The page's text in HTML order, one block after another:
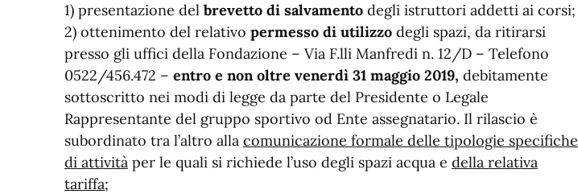
1) presentazione del brevetto di salvamento degli istruttori addetti ai corsi;
2) ottenimento del relativo permesso di utilizzo degli spazi, da ritirarsi
presso gli uffici della Fondazione – Via F.lli Manfredi n. 12/D – Telefono
0522/456.472 – entro e non oltre venerdì 31 maggio 2019, debitamente
sottoscritto nei modi di legge da parte del Presidente o Legale
Rappresentante del gruppo sportivo od Ente assegnatario. Il rilascio è
subordinato tra l’altro alla comunicazione formale delle tipologie specifiche
di attività per le quali si richiede l’uso degli spazi acqua e della relativa
tariffa;